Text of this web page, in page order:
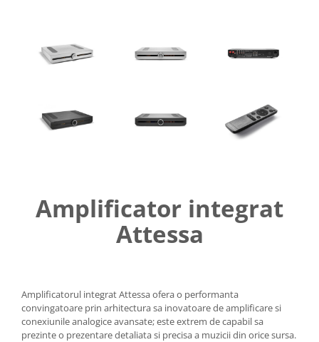
Amplificator integrat
Attessa
Amplificatorul integrat Attessa ofera o performanta
convingatoare prin arhitectura sa inovatoare de amplificare si
conexiunile analogice avansate; este extrem de capabil sa
prezinte o prezentare detaliata si precisa a muzicii din orice sursa.